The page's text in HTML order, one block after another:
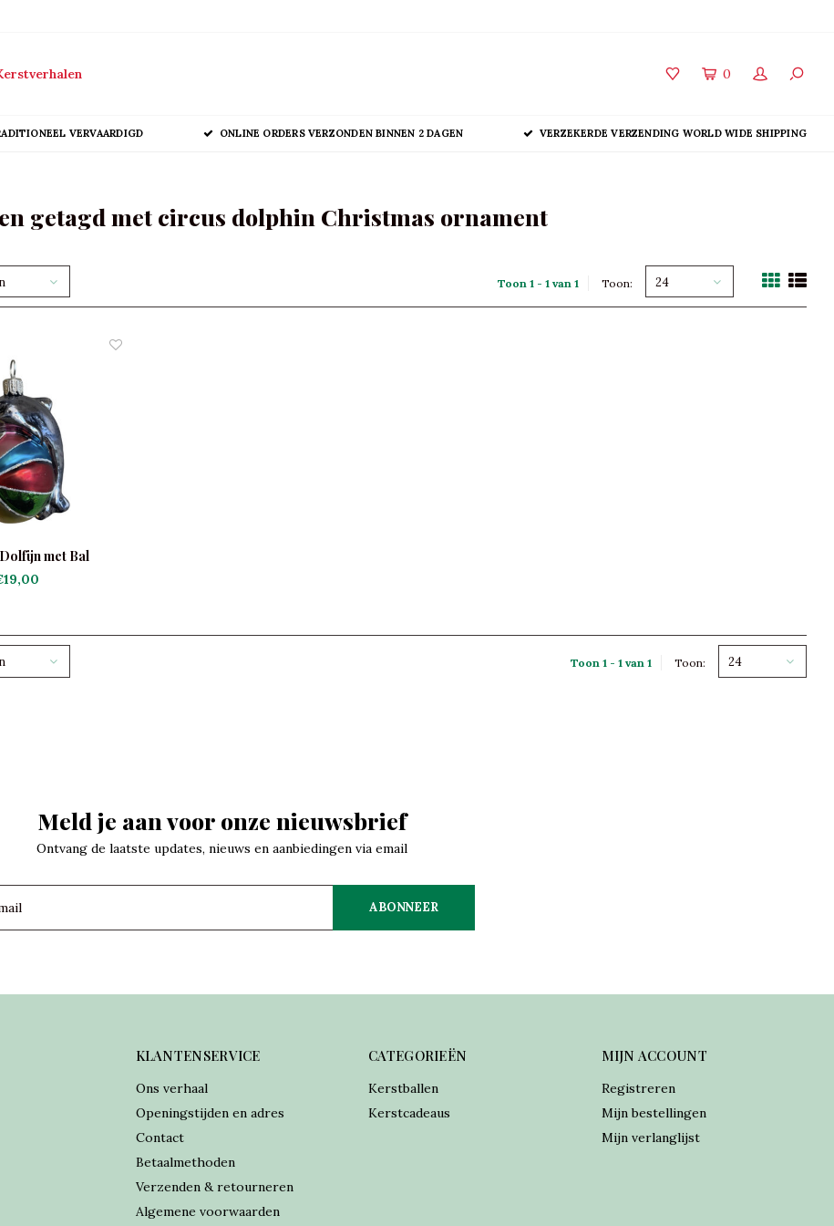
0
VERVAARDIGD ONLINE ORDERS VERZONDEN BINNEN 2 DAGEN VERZEKERDE VERZENDING WORLD WIDE SHIPPING
getagd met circus dolphin Christmas ornament
Toon 1 - 1 van 1 Toon: 24
met Bal
Toon 1 - 1 van 1 Toon: 24
Meld je aan voor onze nieuwsbrief
Ontvang de laatste updates, nieuws en aanbiedingen via email
ABONNEER
KLANTENSERVICE
Ons verhaal
Openingstijden en adres
Contact
Betaalmethoden
Verzenden & retourneren
Algemene voorwaarden
CATEGORIEËN
Kerstballen
Kerstcadeaus
MIJN ACCOUNT
Registreren
Mijn bestellingen
Mijn verlanglijst